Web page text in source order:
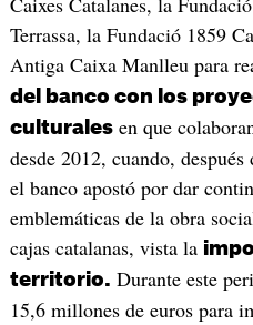
Terrassa, la Fundació 1859
Antiga Caixa Manlleu para
del banco con los
culturalesen que
desde 2012, cuando,
el banco apostó por dar
emblemáticas de la obra
cajas catalanas, vista la
territorio. Durante este
15,6 millones de euros para